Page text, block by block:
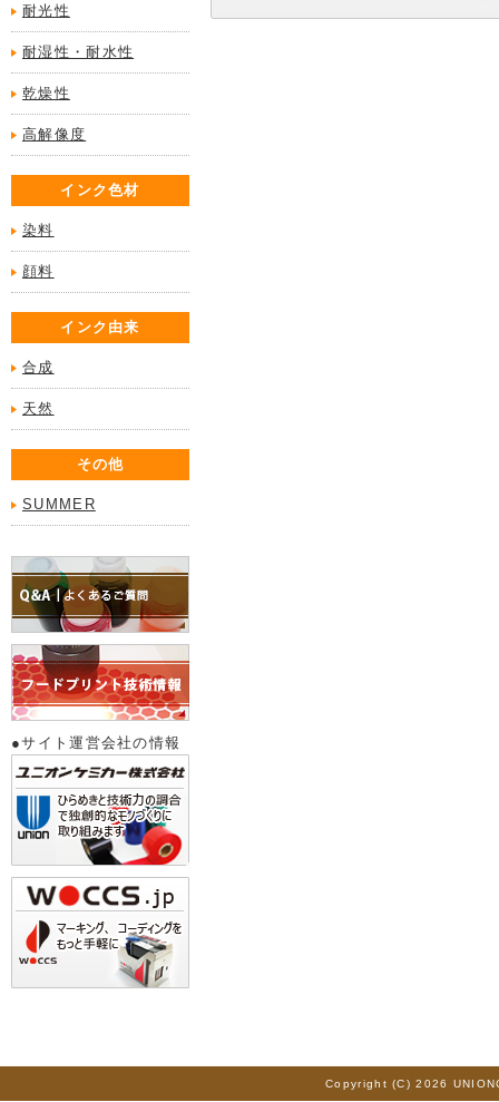
耐光性
耐湿性・耐水性
乾燥性
高解像度
インク色材
染料
顔料
インク由来
合成
天然
その他
SUMMER
●サイト運営会社の情報
Copyright (C) 2026